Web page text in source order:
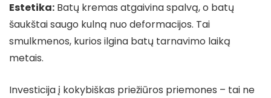
Estetika: Batų kremas atgaivina spalvą, o batų
šaukštai saugo kulną nuo deformacijos. Tai
smulkmenos, kurios ilgina batų tarnavimo laiką
metais.
Investicija į kokybiškas priežiūros priemones – tai ne